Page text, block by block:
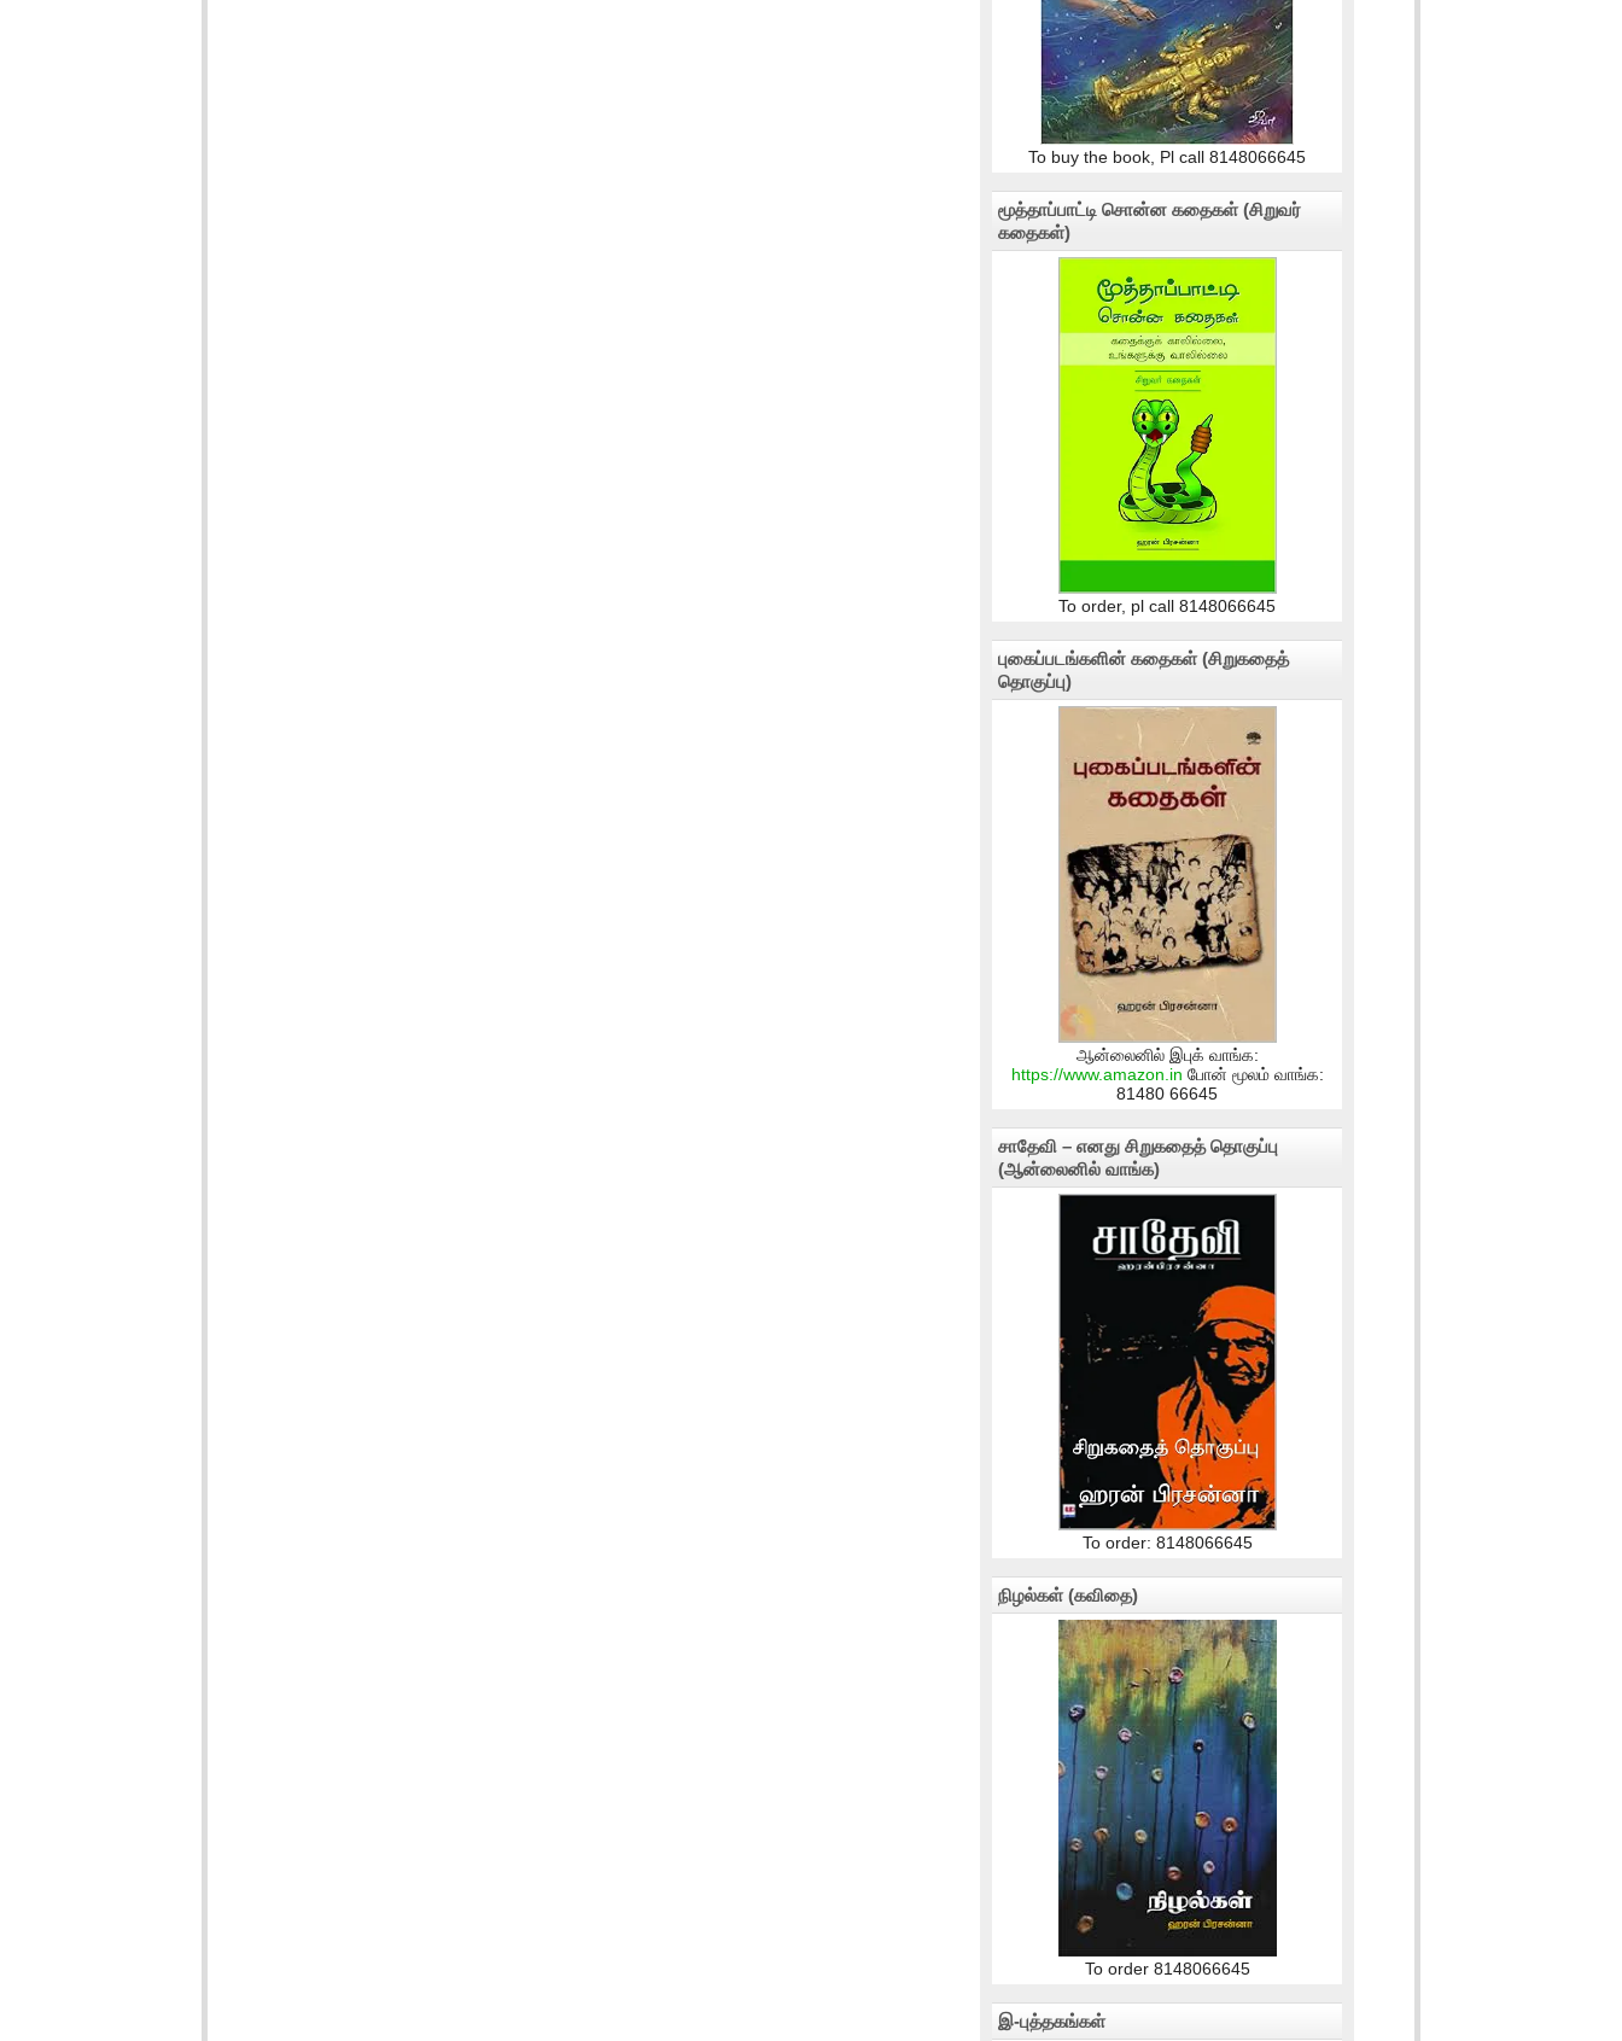
To buy the book, Pl call 8148066645
மூத்தாப்பாட்டி சொன்ன கதைகள் (சிறுவர்
கதைகள்)
To order, pl call 8148066645
புகைப்படங்களின் கதைகள் (சிறுகதைத்
தொகுப்பு)
ஆன்லைனில் இபுக் வாங்க:
https://www.amazon.in போன் மூலம் வாங்க:
81480 66645
சாதேவி – எனது சிறுகதைத் தொகுப்பு
(ஆன்லைனில் வாங்க)
To order: 8148066645
நிழல்கள் (கவிதை)
To order 8148066645
இ-புத்தகங்கள்